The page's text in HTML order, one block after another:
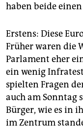
haben beide
Erstens: Diese
Früher waren die
Parlament eher
ein wenig Infratest
spielten Fragen
auch am Sonntag
Bürger, wie es in
im Zentrum